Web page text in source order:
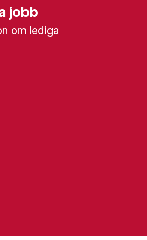
jobb
om lediga